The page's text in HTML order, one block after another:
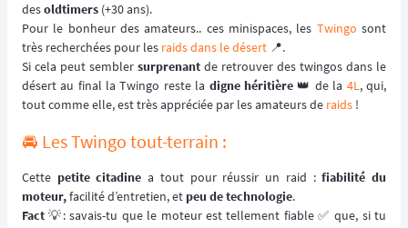
desoldtimers (+30 ans).
Pour le bonheur des amateurs.. ces minispaces, les Twingo sont
très recherchées pour les raids dans le désert 📍.
Si cela peut sembler surprenant de retrouver des twingos dans le
désert au final la Twingo reste la digne héritière👑 de la 4L, qui,
tout comme elle, est très appréciée par les amateurs de raids !
🚘️ Les Twingo tout-terrain :
Cette petite citadine a tout pour réussir un raid :fiabilité du
moteur,facilité d’entretien, et peu de technologie.
Fact 💡: savais-tu que le moteur est tellement fiable ✅️ que, si tu